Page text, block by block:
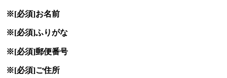
※[必須]お名前
※[必須]ふりがな
※[必須]郵便番号
※[必須]ご住所